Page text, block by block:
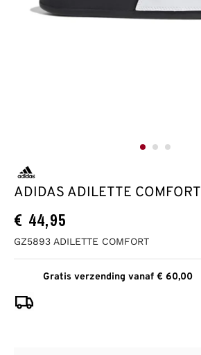
ADIDAS ADILETTE COMFORT
€ 44,95
GZ5893 ADILETTE COMFORT
Gratis verzending vanaf € 60,00